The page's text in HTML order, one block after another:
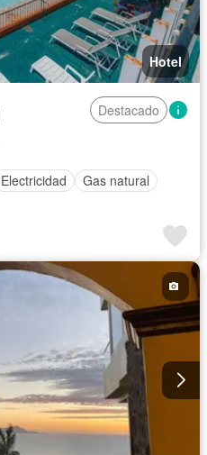
Hotel
Destacado
Electricidad
Gas natural